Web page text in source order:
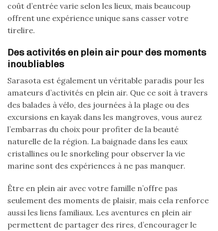
coût d’entrée varie selon les lieux, mais beaucoup
offrent une expérience unique sans casser votre
tirelire.
Des activités en plein air pour des moments
inoubliables
Sarasota est également un véritable paradis pour les
amateurs d’activités en plein air. Que ce soit à travers
des balades à vélo, des journées à la plage ou des
excursions en kayak dans les mangroves, vous aurez
l’embarras du choix pour profiter de la beauté
naturelle de la région. La baignade dans les eaux
cristallines ou le snorkeling pour observer la vie
marine sont des expériences à ne pas manquer.
Être en plein air avec votre famille n’offre pas
seulement des moments de plaisir, mais cela renforce
aussi les liens familiaux. Les aventures en plein air
permettent de partager des rires, d’encourager le